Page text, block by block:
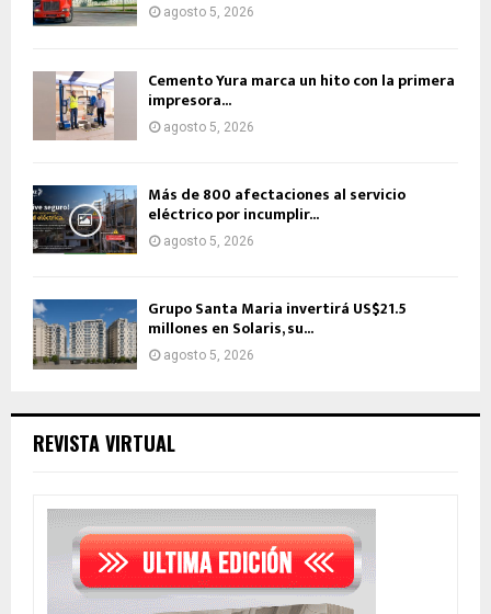
agosto 5, 2026
Cemento Yura marca un hito con la primera
impresora...
agosto 5, 2026
Más de 800 afectaciones al servicio
eléctrico por incumplir...
agosto 5, 2026
Grupo Santa Maria invertirá US$21.5
millones en Solaris, su...
agosto 5, 2026
REVISTA VIRTUAL